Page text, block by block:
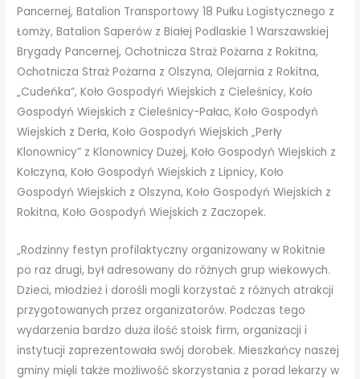
Pancernej, Batalion Transportowy 18 Pułku Logistycznego z
Łomży, Batalion Saperów z Białej Podlaskie 1 Warszawskiej
Brygady Pancernej, Ochotnicza Straż Pożarna z Rokitna,
Ochotnicza Straż Pożarna z Olszyna, Olejarnia z Rokitna,
„Cudeńka”, Koło Gospodyń Wiejskich z Cieleśnicy, Koło
Gospodyń Wiejskich z Cieleśnicy-Pałac, Koło Gospodyń
Wiejskich z Derła, Koło Gospodyń Wiejskich „Perły
Klonownicy” z Klonownicy Dużej, Koło Gospodyń Wiejskich z
Kołczyna, Koło Gospodyń Wiejskich z Lipnicy, Koło
Gospodyń Wiejskich z Olszyna, Koło Gospodyń Wiejskich z
Rokitna, Koło Gospodyń Wiejskich z Zaczopek.
„Rodzinny festyn profilaktyczny organizowany w Rokitnie
po raz drugi, był adresowany do różnych grup wiekowych.
Dzieci, młodzież i dorośli mogli korzystać z różnych atrakcji
przygotowanych przez organizatorów. Podczas tego
wydarzenia bardzo duża ilość stoisk firm, organizacji i
instytucji zaprezentowała swój dorobek. Mieszkańcy naszej
gminy mięli także możliwość skorzystania z porad lekarzy w